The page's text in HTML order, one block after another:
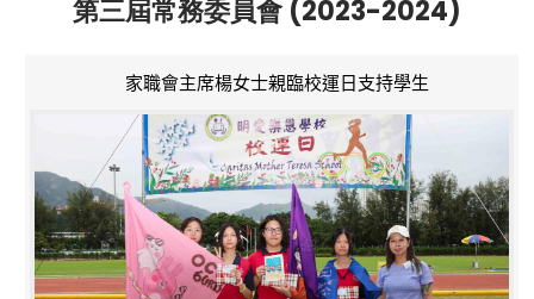
第三屆常務委員會 (2023-2024)
家職會主席楊女士親臨校運日支持學生